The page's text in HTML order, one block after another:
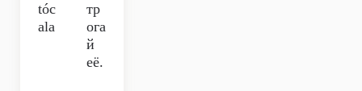
tóc
ala
тр
ога
й
её.